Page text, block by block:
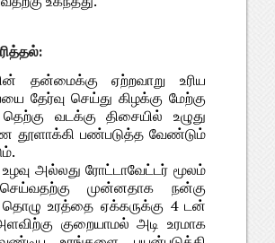
தன்மைக்கு ஏற்றவாறு உரிய
தேர்வு செய்து கிழக்கு மேற்கு
வடக்கு திசையில் உழுது
பண்படுத்த வேண்டும்
அல்லது ரோட்டாவேட்டர் மூலம்
முன்னதாக நன்கு
தொழு உரத்தை ஏக்கருக்கு 4 டன்
குறையாமல் அடி உரமாக